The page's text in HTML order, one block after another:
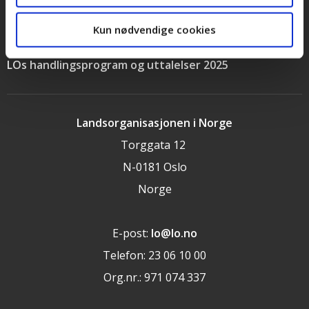
Kun nødvendige cookies
Landsorganisasjonen i Norge
Torggata 12
N-0181 Oslo
Norge
E-post: lo@lo.no
Telefon: 23 06 10 00
Org.nr.: 971 074 337
Personvernerklæring
Cookieerklæring
LOs handlingsprogram og uttalelser 2025